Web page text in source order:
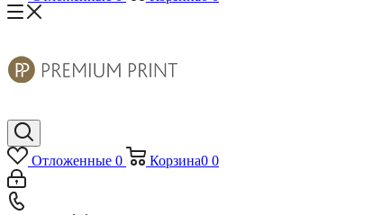
Отложенные 0 Корзина0 0